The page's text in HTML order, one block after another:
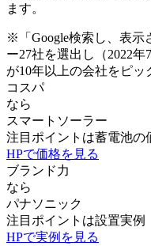
ます。
※「Google検索し、表示
ー27社を選出し（2022
が10年以上の会社をピッ
コスパ
なら
スマートソーラー
注目ポイントは蓄電池の
HPで価格を見る
ブランド力
なら
パナソニック
注目ポイントは設置実例
HPで実例を見る